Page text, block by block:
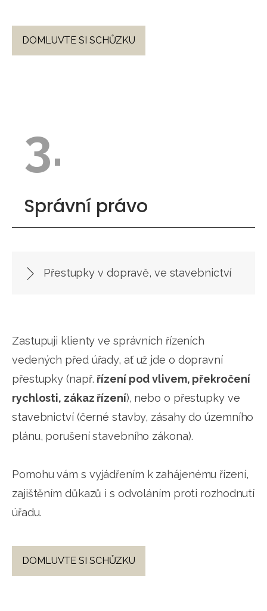
DOMLUVTE SI SCHŮZKU
3.
Správní právo
Přestupky v dopravě, ve stavebnictví
Zastupuji klienty ve správních řízeních
vedených před úřady, ať už jde o dopravní
přestupky (např. řízení pod vlivem, překročení
rychlosti, zákaz řízení), nebo o přestupky ve
stavebnictví (černé stavby, zásahy do územního
plánu, porušení stavebního zákona).
Pomohu vám s vyjádřením k zahájenému řízení,
zajištěním důkazů i s odvoláním proti rozhodnutí
úřadu.
DOMLUVTE SI SCHŮZKU